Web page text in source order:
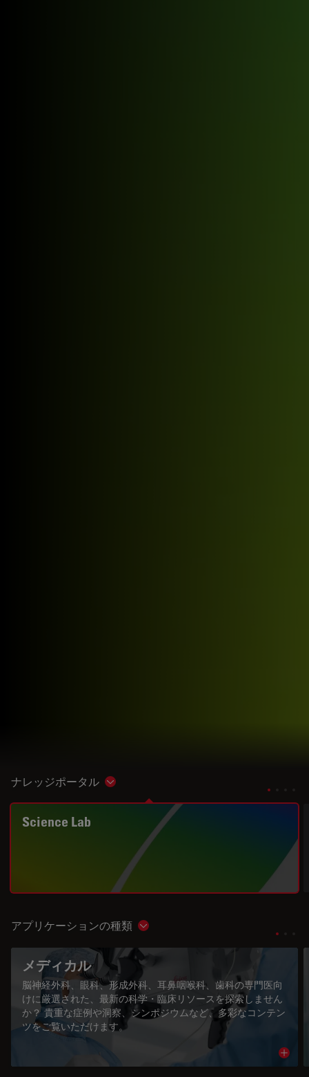
ナレッジポータル Show subnavigation
Science Lab
アプリケーションの種類 Show subnavigation
メディカル
脳神経外科、眼科、形成外科、耳鼻咽喉科、歯科の専門医向
けに厳選された、最新の科学・臨床リソースを探索しません
か？ 貴重な症例や洞察、シンポジウムなど、多彩なコンテン
ツをご覧いただけます。